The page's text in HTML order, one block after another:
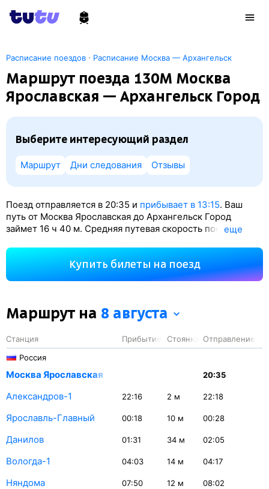
Расписание поездов · Расписание Москва — Архангельск
Маршрут поезда 130М Москва
Ярославская — Архангельск Город
Выберите интересующий раздел
Маршрут Дни следования Отзывы
Поезд отправляется в 20:35 и прибывает в 13:15. Ваш
путь от Москва Ярославская до Архангельск Город
займет 16 ч 40 м. Средняя путевая скорость поезда — 68
Вы проедете 1134 км. На этом маршруте будет 8
остановок. Самая продолжительная стоянка поезда
на станции Данилов — 34 минуты.
eще
Купить билеты на поезд
Маршрут на 8 августа
Станция Прибытие Стоянка
Отправление
Россия
Москва Ярославская 20:35
Александров-1 22:16 2 м 22:18
Ярославль-Главный 00:18 10 м 00:28
Данилов 01:31 34 м 02:05
Вологда-1 04:03 14 м 04:17
Няндома 07:50 12 м 08:02